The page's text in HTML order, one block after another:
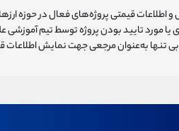
قیمتی پروژه‌های فعال در حوزه
یا مورد تایید بودن پروژه توسط تیم
تنها به‌عنوان مرجعی جهت نمایش اطلاعات